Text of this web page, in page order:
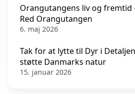
Orangutangens liv og fremtid
Red Orangutangen
6. maj 2026
Tak for at lytte til Dyr i
støtte Danmarks natur
15. januar 2026